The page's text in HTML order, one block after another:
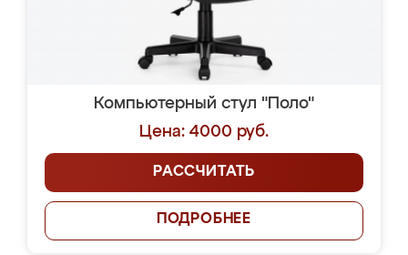
Компьютерный стул "Поло"
Цена: 4000 руб.
РАССЧИТАТЬ
ПОДРОБНЕЕ